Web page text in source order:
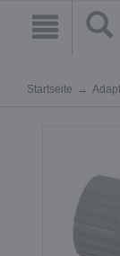
Startseite